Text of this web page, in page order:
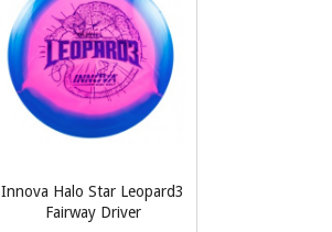
Innova Halo Star Leopard3
Fairway Driver